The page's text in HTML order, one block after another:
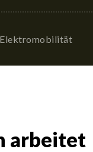
Elektromobilität
arbeitet